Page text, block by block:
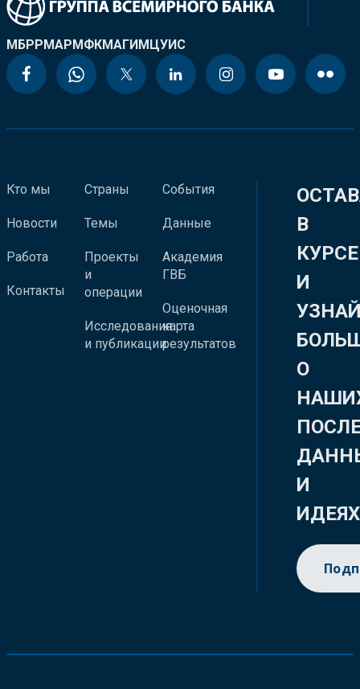
МБРРМАРМФКМАГИМЦУИС
Кто мы
Новости
Работа
Контакты
Страны
Темы
Проекты
и
операции
Исследования
и публикации
События
Данные
Академия
ГВБ
Оценочная
карта
результатов
В
КУРСЕ
И
О
И
ИДЕЯХ